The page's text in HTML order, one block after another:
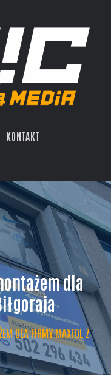
KONTAKT
dla
DLA FIRMY MAXFOL Z